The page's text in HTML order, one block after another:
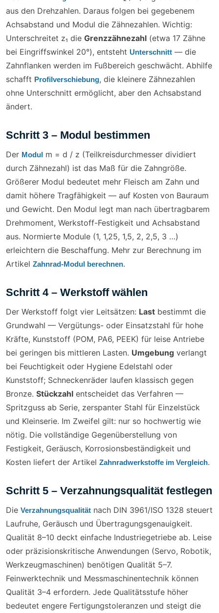
aus den Drehzahlen. Daraus folgen bei gegebenem
Achsabstand und Modul die Zähnezahlen. Wichtig:
Unterschreitet z₁ die Grenzzähnezahl (etwa 17 Zähne
bei Eingriffswinkel 20°), entsteht Unterschnitt — die
Zahnflanken werden im Fußbereich geschwächt. Abhilfe
schafft Profilverschiebung, die kleinere Zähnezahlen
ohne Unterschnitt ermöglicht, aber den Achsabstand
ändert.
Schritt 3 – Modul bestimmen
Der Modul m = d / z (Teilkreisdurchmesser dividiert
durch Zähnezahl) ist das Maß für die Zahngröße.
Größerer Modul bedeutet mehr Fleisch am Zahn und
damit höhere Tragfähigkeit — auf Kosten von Bauraum
und Gewicht. Den Modul legt man nach übertragbarem
Drehmoment, Werkstoff-Festigkeit und Achsabstand
aus. Normierte Module (1, 1,25, 1,5, 2, 2,5, 3 …)
erleichtern die Beschaffung. Mehr zur Berechnung im
Artikel Zahnrad-Modul berechnen.
Schritt 4 – Werkstoff wählen
Der Werkstoff folgt vier Leitsätzen: Last bestimmt die
Grundwahl — Vergütungs- oder Einsatzstahl für hohe
Kräfte, Kunststoff (POM, PA6, PEEK) für leise Antriebe
bei geringen bis mittleren Lasten. Umgebung verlangt
bei Feuchtigkeit oder Hygiene Edelstahl oder
Kunststoff; Schneckenräder laufen klassisch gegen
Bronze. Stückzahl entscheidet das Verfahren —
Spritzguss ab Serie, zerspanter Stahl für Einzelstück
und Kleinserie. Im Zweifel gilt: nur so hochwertig wie
nötig. Die vollständige Gegenüberstellung von
Festigkeit, Geräusch, Korrosionsbeständigkeit und
Kosten liefert der Artikel Zahnradwerkstoffe im Vergleich.
Schritt 5 – Verzahnungsqualität festlegen
Die Verzahnungsqualität nach DIN 3961/ISO 1328 steuert
Laufruhe, Geräusch und Übertragungsgenauigkeit.
Qualität 8–10 deckt einfache Industriegetriebe ab. Leise
oder präzisionskritische Anwendungen (Servo, Robotik,
Werkzeugmaschinen) benötigen Qualität 5–7.
Feinwerktechnik und Messmaschinentechnik können
Qualität 3–4 erfordern. Jede Qualitätsstufe höher
bedeutet engere Fertigungstoleranzen und steigt die